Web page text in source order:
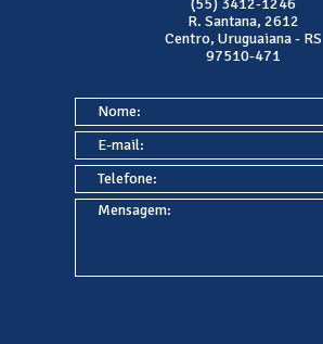
(55) 3412-1246
R. Santana, 2612
Centro, Uruguaiana - RS
97510-471